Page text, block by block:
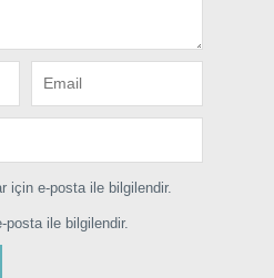
için e-posta ile bilgilendir.
posta ile bilgilendir.